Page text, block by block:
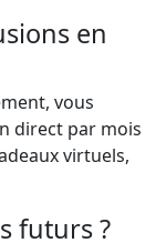
en
vous
direct par mois
virtuels,
futurs ?